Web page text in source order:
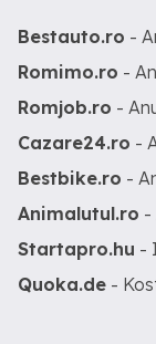
Bestauto.ro -
Romimo.ro -
Romjob.ro -
Cazare24.ro -
Bestbike.ro -
Animalutul.ro -
Startapro.hu -
Quoka.de -